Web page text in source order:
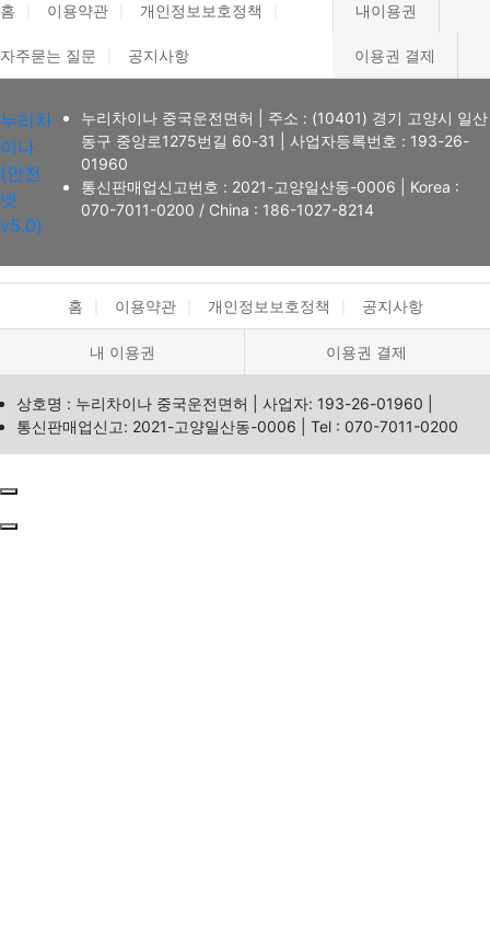
홈 이용약관 개인정보보호정책
자주묻는 질문 공지사항
내이용권
이용권 결제
누리차
이나
(안전
넷
v5.0)
누리차이나 중국운전면허
주소 : (10401) 경기 고양시 일산
동구 중앙로1275번길 60-31
사업자등록번호 : 193-26-
01960
통신판매업신고번호 : 2021-고양일산동-0006
Korea :
070-7011-0200 / China : 186-1027-8214
홈 이용약관 개인정보보호정책 공지사항
내 이용권 이용권 결제
상호명 : 누리차이나 중국운전면허 사업자: 193-26-01960
통신판매업신고: 2021-고양일산동-0006
Tel : 070-7011-0200